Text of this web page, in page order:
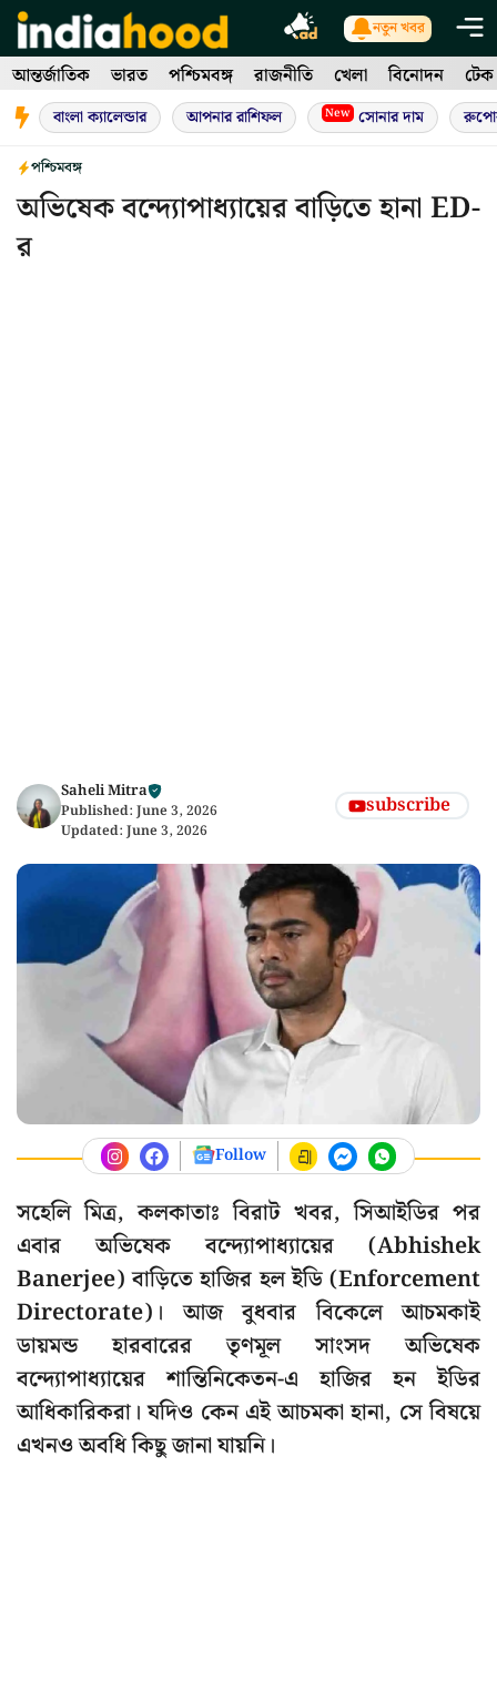
Skip
to
content
নতুন খবর
আন্তর্জাতিক ভারত পশ্চিমবঙ্গ রাজনীতি খেলা বিনোদন টেক
বাংলা ক্যালেন্ডার আপনার রাশিফল New সোনার দাম
পশ্চিমবঙ্গ
অভিষেক বন্দ্যোপাধ্যায়ের বাড়িতে হানা ED-
র
Saheli Mitra
Published: June 3, 2026
Updated: June 3, 2026
subscribe
Follow
সহেলি মিত্র, কলকাতাঃ বিরাট খবর, সিআইডির পর
এবার অভিষেক বন্দ্যোপাধ্যায়ের (Abhishek
Banerjee) বাড়িতে হাজির হল ইডি (Enforcement
Directorate)। আজ বুধবার বিকেলে আচমকাই
ডায়মন্ড হারবারের তৃণমূল সাংসদ অভিষেক
বন্দ্যোপাধ্যায়ের শান্তিনিকেতন-এ হাজির হন ইডির
আধিকারিকরা। যদিও কেন এই আচমকা হানা, সে বিষয়ে
এখনও অবধি কিছু জানা যায়নি।